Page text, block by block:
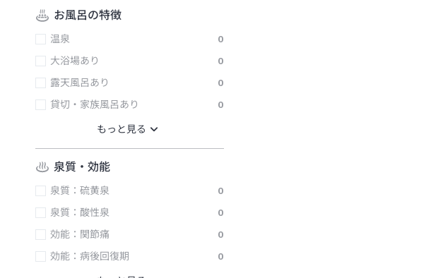
お風呂の特徴
温泉
0
大浴場あり
0
露天風呂あり
0
貸切・家族風呂あり
0
泉質・効能
泉質：硫黄泉
0
泉質：酸性泉
0
効能：関節痛
0
効能：病後回復期
0